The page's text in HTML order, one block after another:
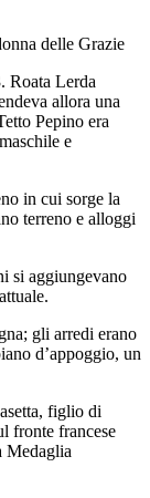
delle Grazie
Roata Lerda
allora una
Pepino era
e
in cui sorge la
terreno e alloggi
si aggiungevano
gli arredi erano
d’appoggio, un
figlio di
fronte francese
Medaglia